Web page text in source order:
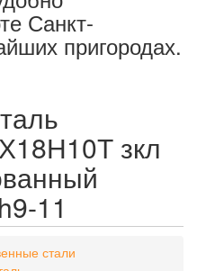
Санкт-
пригородах.
зкл
11
стали